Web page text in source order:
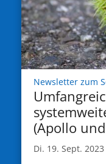
Newsletter zum
(Apollo
Di. 19. Sept. 2023